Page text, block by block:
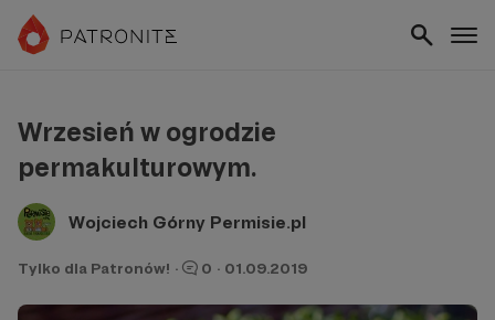
Wrzesień w ogrodzie
permakulturowym.
Wojciech Górny Permisie.pl
Tylko dla Patronów! · 0 · 01.09.2019